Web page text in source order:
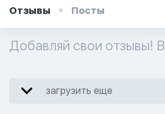
Отзывы Посты
Добавляй свои отзывы! В
загрузить еще